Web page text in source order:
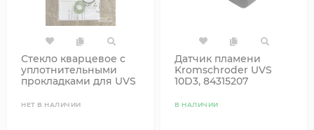
Стекло кварцевое с
уплотнительными
прокладками для UVS
НЕТ В НАЛИЧИИ
Датчик пламени
Kromschroder UVS
10D3, 84315207
В НАЛИЧИИ